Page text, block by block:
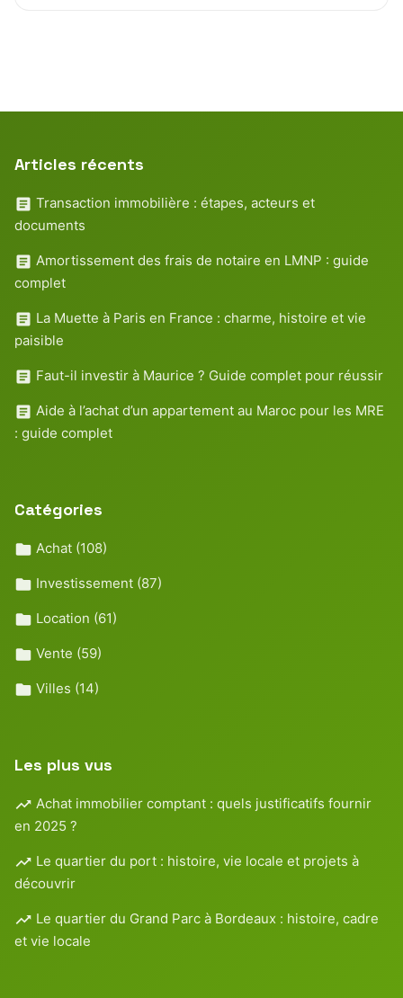
Articles récents
Transaction immobilière : étapes, acteurs et
documents
Amortissement des frais de notaire en LMNP : guide
complet
La Muette à Paris en France : charme, histoire et vie
paisible
Faut-il investir à Maurice ? Guide complet pour réussir
Aide à l’achat d’un appartement au Maroc pour les MRE
: guide complet
Catégories
Achat (108)
Investissement (87)
Location (61)
Vente (59)
Villes (14)
Les plus vus
Achat immobilier comptant : quels justificatifs fournir
en 2025 ?
Le quartier du port : histoire, vie locale et projets à
découvrir
Le quartier du Grand Parc à Bordeaux : histoire, cadre
et vie locale